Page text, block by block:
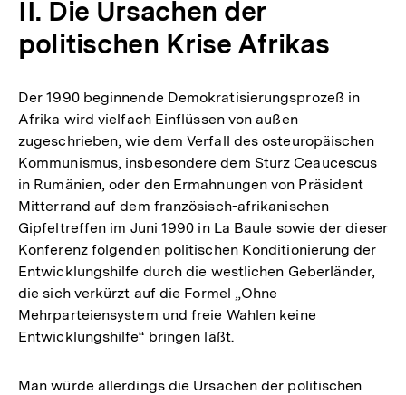
Fußnote
II. Die Ursachen der
politischen Krise Afrikas
Der 1990 beginnende Demokratisierungsprozeß in
Afrika wird vielfach Einflüssen von außen
zugeschrieben, wie dem Verfall des osteuropäischen
Kommunismus, insbesondere dem Sturz Ceaucescus
in Rumänien, oder den Ermahnungen von Präsident
Mitterrand auf dem französisch-afrikanischen
Gipfeltreffen im Juni 1990 in La Baule sowie der dieser
Konferenz folgenden politischen Konditionierung der
Entwicklungshilfe durch die westlichen Geberländer,
die sich verkürzt auf die Formel „Ohne
Mehrparteiensystem und freie Wahlen keine
Entwicklungshilfe“ bringen läßt.
Man würde allerdings die Ursachen der politischen